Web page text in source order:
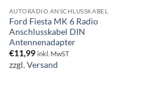
AUTORADIO ANSCHLUSSKABEL
Ford Fiesta MK 6 Radio
Anschlusskabel DIN
Antennenadapter
€11,99 inkl. MwST
zzgl.Versand